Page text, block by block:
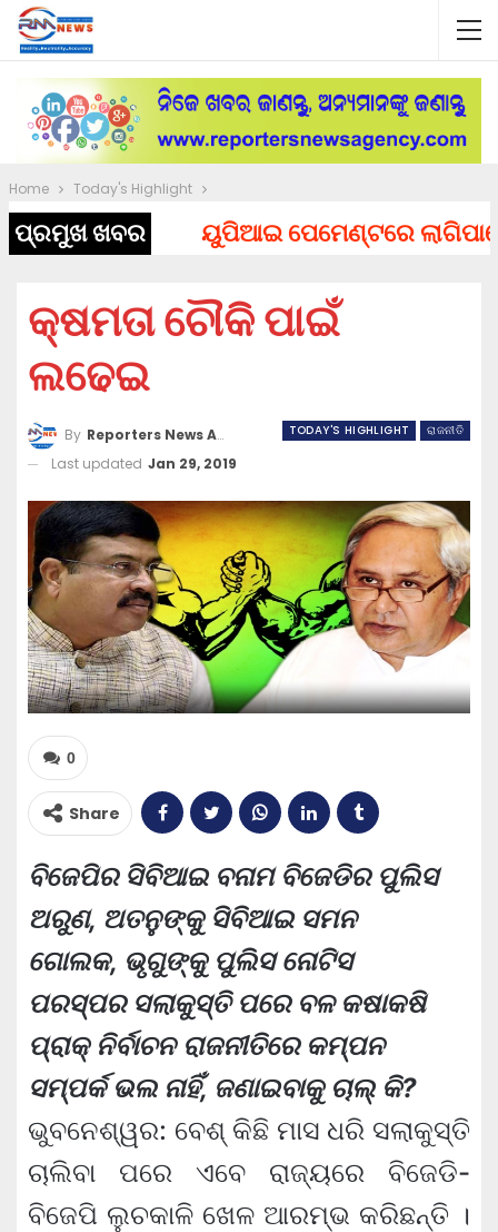
Home Today's Highlight
ପ୍ରମୁଖ ଖବର ୟୁପିଆଇ ପେମେଣ୍ଟରେ ଲାଗିପାରେ
କ୍ଷମତା ଚୌକି ପାଇଁ
ଲଢେଇ
TODAY'S HIGHLIGHT ରାଜନୀତି
By Reporters News Agency
Last updated Jan 29, 2019
0
Share
ବିଜେପିର ସିବିଆଇ ବନାମ ବିଜେଡିର ପୁଲିସ
ଅରୁଣ, ଅତନୁଙ୍କୁ ସିବିଆଇ ସମନ
ଗୋଲକ, ଭୃଗୁଙ୍କୁ ପୁଲିସ ନୋଟିସ
ପରସ୍ପର ସଲାକୁସ୍ତି ପରେ ବଳ କଷାକଷି
ପ୍ରାକ୍‍ ନିର୍ବାଚନ ରାଜନୀତିରେ କମ୍ପନ
ସମ୍ପର୍କ ଭଲ ନାହିଁ, ଜଣାଇବାକୁ ଚାଲ୍‍ କି?
ଭୁବନେଶ୍ୱର: ବେଶ୍‍ କିଛି ମାସ ଧରି ସଲାକୁସ୍ତି
ଚାଲିବା ପରେ ଏବେ ରାଜ୍ୟରେ ବିଜେଡି-
ବିଜେପି ଲୁଚକାଳି ଖେଳ ଆରମ୍ଭ କରିଛନ୍ତି ।